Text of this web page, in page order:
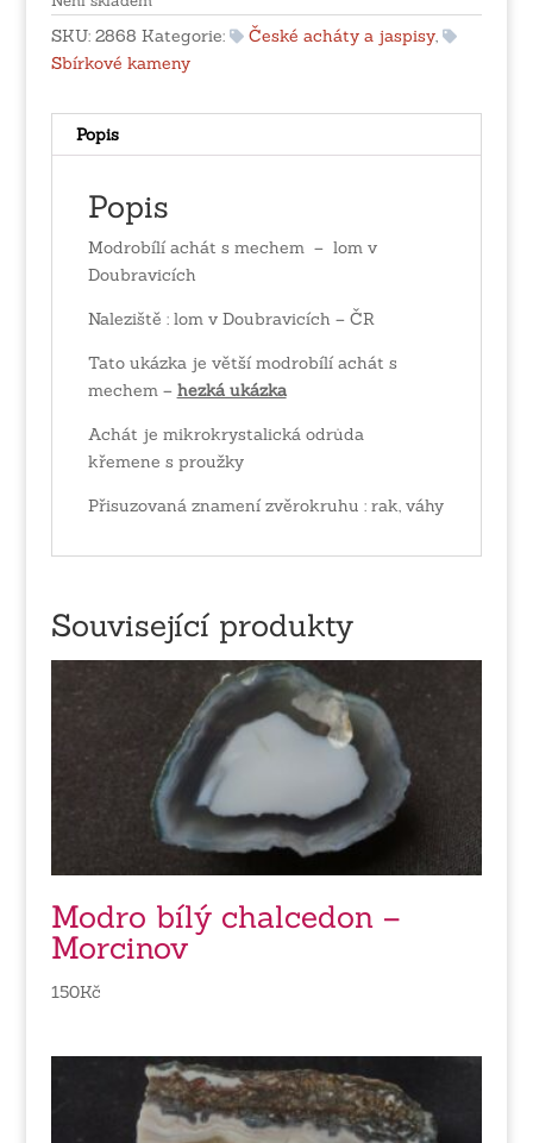
SKU: 2868 Kategorie: České acháty a jaspisy,
Sbírkové kameny
Popis
Popis
Modrobílí achát s mechem – lom v
Doubravicích
Naleziště : lom v Doubravicích – ČR
Tato ukázka je větší modrobílí achát s
mechem – hezká ukázka
Achát je mikrokrystalická odrůda
křemene s proužky
Přisuzovaná znamení zvěrokruhu : rak, váhy
Související produkty
Modro bílý chalcedon –
Morcinov
150Kč